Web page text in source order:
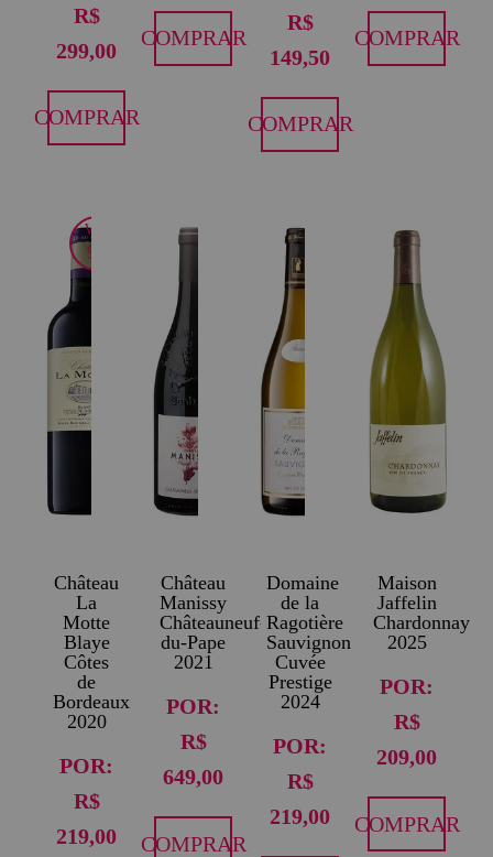
R$
299,00
COMPRAR
COMPRAR
R$
149,50
COMPRAR
COMPRAR
WE
91
Château
La
Motte
Blaye
Côtes
de
Bordeaux
2020
POR:
R$
219,00
Château
Manissy
Châteauneuf-
du-Pape
2021
POR:
R$
649,00
COMPRAR
Domaine
de la
Ragotière
Sauvignon
Cuvée
Prestige
2024
POR:
R$
219,00
Maison
Jaffelin
Chardonnay
2025
POR:
R$
209,00
COMPRAR